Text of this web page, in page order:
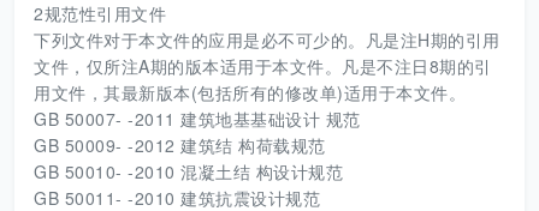
2规范性引用文件
下列文件对于本文件的应用是必不可少的。凡是注H期的引用
文件，仅所注A期的版本适用于本文件。凡是不注日8期的引
用文件，其最新版本(包括所有的修改单)适用于本文件。
GB 50007- -2011 建筑地基基础设计 规范
GB 50009- -2012 建筑结 构荷载规范
GB 50010- -2010 混凝土结 构设计规范
GB 50011- -2010 建筑抗震设计规范